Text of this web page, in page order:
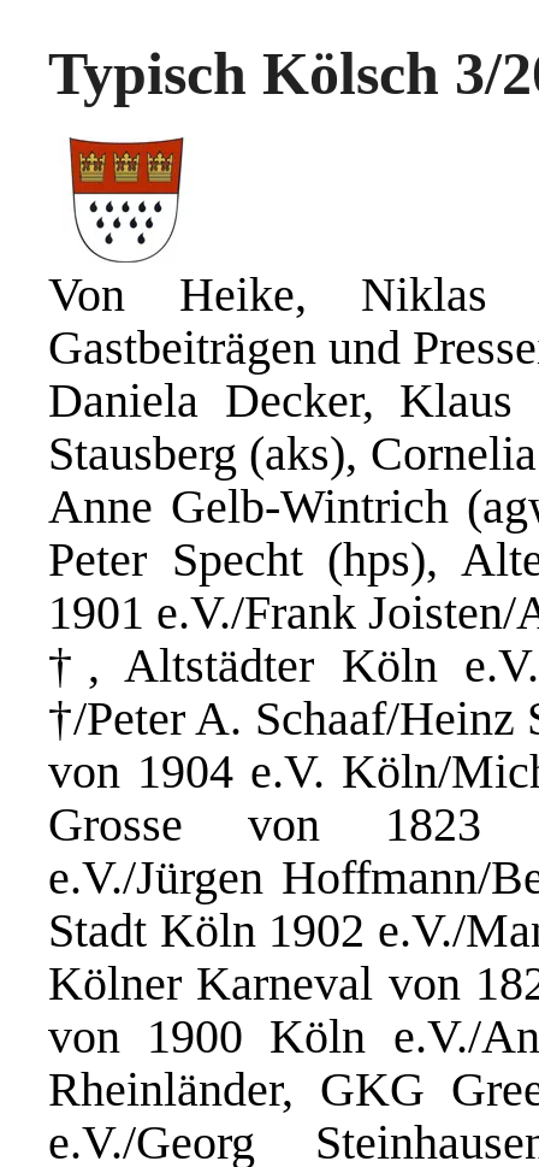
Typisch Kölsch 3/
Von Heike, Niklas
Gastbeiträgen und
Daniela Decker,
Stausberg (aks),
Anne Gelb-Wintrich
Peter Specht (hps),
1901 e.V./Frank
†, Altstädter Köln
†/Peter A. Schaaf/Heinz
von 1904 e.V. Köln/
Grosse von 1823
e.V./Jürgen Hoffmann/
Stadt Köln 1902 e.V./
Kölner Karneval von
von 1900 Köln e.V./
Rheinländer, GKG
e.V./Georg